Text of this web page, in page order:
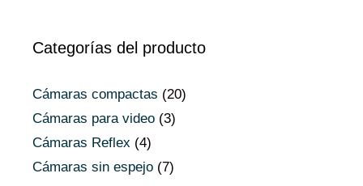
Categorías del producto
Cámaras compactas (20)
Cámaras para video (3)
Cámaras Reflex (4)
Cámaras sin espejo (7)